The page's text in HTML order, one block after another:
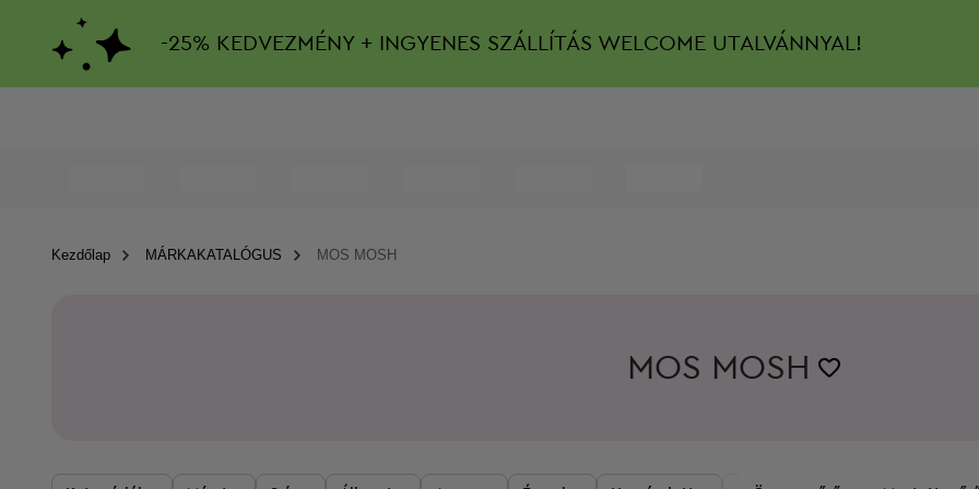
-25% KEDVEZMÉNY + INGYENES SZÁLLÍTÁS WELCOME UTALVÁNNYAL!
Kezdőlap MÁRKAKATALÓGUS MOS MOSH
MOS MOSH